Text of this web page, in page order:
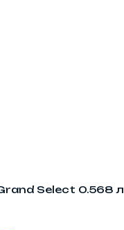
Select 0.568 л